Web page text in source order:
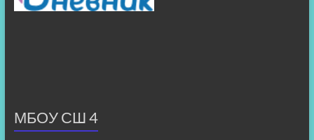
МБОУ СШ 4